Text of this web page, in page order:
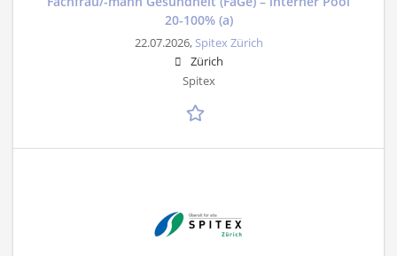
20-100% (a)
22.07.2026, Spitex Zürich
Zürich
Spitex